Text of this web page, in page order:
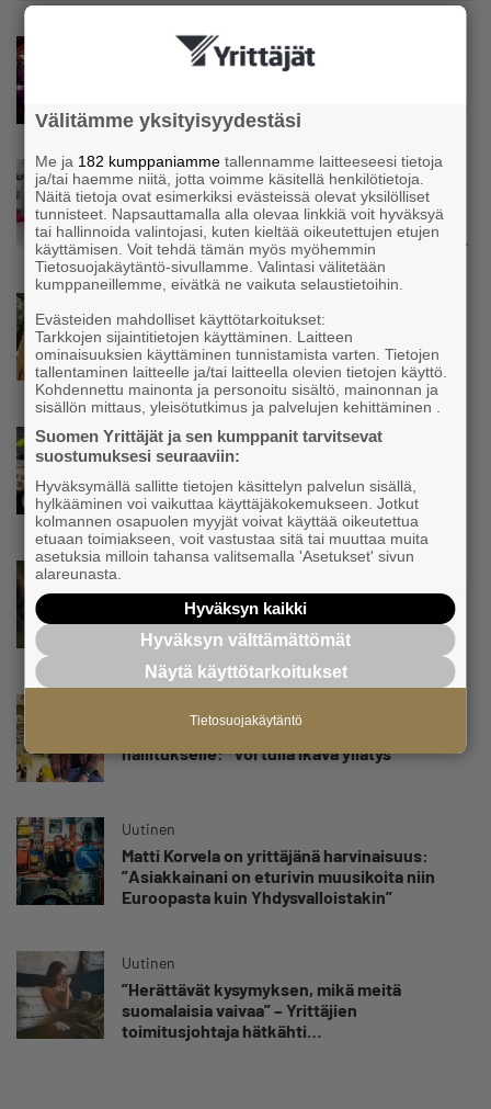
Y-Karkelot 5.9. on peruttu
Uutinen
Kolmesta syövästä, uupumuksista ja
syömishäiriöstä selvinnyt Mira Rinne: ”Kun
olen katsonut useasti kuolemaa silmiin, olen
oppinut kestämään myös yrittäjyyteen
kuuluvaa epävarmuutta”
Siivousyrittäjän työntekijä joutuu
matkustamaan yli 300 kilometriä
suorittaakseen ajokortin – ”Ei aja syrjäseudun
etua”
Uutinen
Isät opettelevat kampauksia oluen äärellä –
Voimamiehen lettivideot poikivat yrittäjälle
satoja yhteydenottoja
Koneyrittäjät: Lainsäädännössä ”villisian
mentävä porsaanreikä” – ”Rajoitusten
vahingot eivät voi jäädä vain yksittäisen
yrittäjän harteille”
Yrittäjien Mikael Pentikäiseltä YEL-varoitus
hallitukselle: ”Voi tulla ikävä yllätys”
Uutinen
Matti Korvela on yrittäjänä harvinaisuus:
”Asiakkainani on eturivin muusikoita niin
Euroopasta kuin Yhdysvalloistakin”
Uutinen
”Herättävät kysymyksen, mikä meitä
suomalaisia vaivaa” – Yrittäjien
toimitusjohtaja hätkähti
Välitämme yksityisyydestäsi
Me ja 182 kumppaniamme tallennamme laitteeseesi tietoja
ja/tai haemme niitä, jotta voimme käsitellä henkilötietoja.
Näitä tietoja ovat esimerkiksi evästeissä olevat yksilölliset
tunnisteet. Napsauttamalla alla olevaa linkkiä voit hyväksyä
tai hallinnoida valintojasi, kuten kieltää oikeutettujen etujen
käyttämisen. Voit tehdä tämän myös myöhemmin
Tietosuojakäytäntö-sivullamme. Valintasi välitetään
kumppaneillemme, eivätkä ne vaikuta selaustietoihin.
Evästeiden mahdolliset käyttötarkoitukset:
Tarkkojen sijaintitietojen käyttäminen. Laitteen
ominaisuuksien käyttäminen tunnistamista varten. Tietojen
tallentaminen laitteelle ja/tai laitteella olevien tietojen käyttö.
Kohdennettu mainonta ja personoitu sisältö, mainonnan ja
sisällön mittaus, yleisötutkimus ja palvelujen kehittäminen .
Suomen Yrittäjät ja sen kumppanit tarvitsevat
suostumuksesi seuraaviin:
Hyväksymällä sallitte tietojen käsittelyn palvelun sisällä,
hylkääminen voi vaikuttaa käyttäjäkokemukseen. Jotkut
kolmannen osapuolen myyjät voivat käyttää oikeutettua
etuaan toimiakseen, voit vastustaa sitä tai muuttaa muita
asetuksia milloin tahansa valitsemalla 'Asetukset' sivun
alareunasta.
Hyväksyn kaikki
Hyväksyn välttämättömät
Näytä käyttötarkoitukset
Tietosuojakäytäntö